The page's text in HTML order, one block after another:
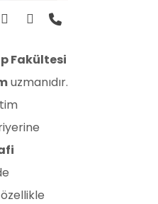
Fakültesi
uzmanıdır.